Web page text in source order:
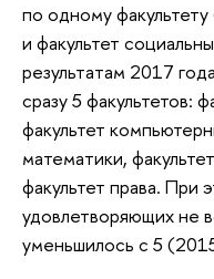
по одному
и факультет
результатам 2017
сразу 5 факультетов:
факультет
математики,
факультет права. При
удовлетворяющих не
уменьшилось с 5